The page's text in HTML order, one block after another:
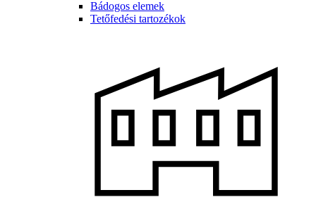
Bádogos elemek
Tetőfedési tartozékok